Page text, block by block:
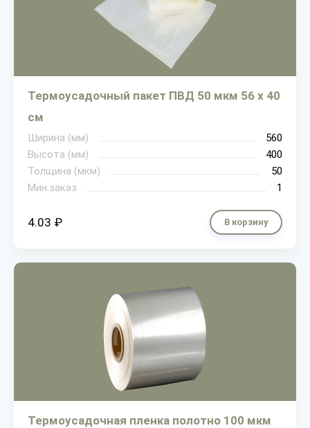
Термоусадочный пакет ПВД 50 мкм 56 х 40
см
Ширина (мм)
560
Высота (мм)
400
Толщина (мкм)
50
Мин.заказ
1
4.03 ₽ В корзину
Термоусадочная пленка полотно 100 мкм